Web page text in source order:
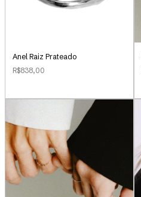
Anel Raiz Prateado
R$838,00